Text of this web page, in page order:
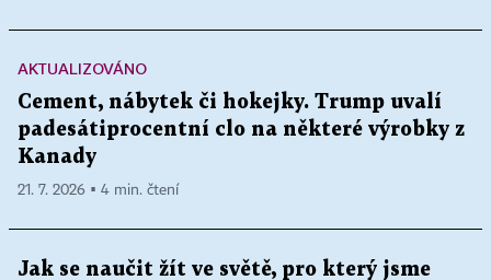
AKTUALIZOVÁNO
Cement, nábytek či hokejky. Trump uvalí
padesátiprocentní clo na některé výrobky z
Kanady
21. 7. 2026 ▪ 4 min. čtení
Jak se naučit žít ve světě, pro který jsme